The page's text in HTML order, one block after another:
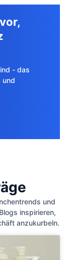
- das
und
und
inspirieren,
anzukurbeln.